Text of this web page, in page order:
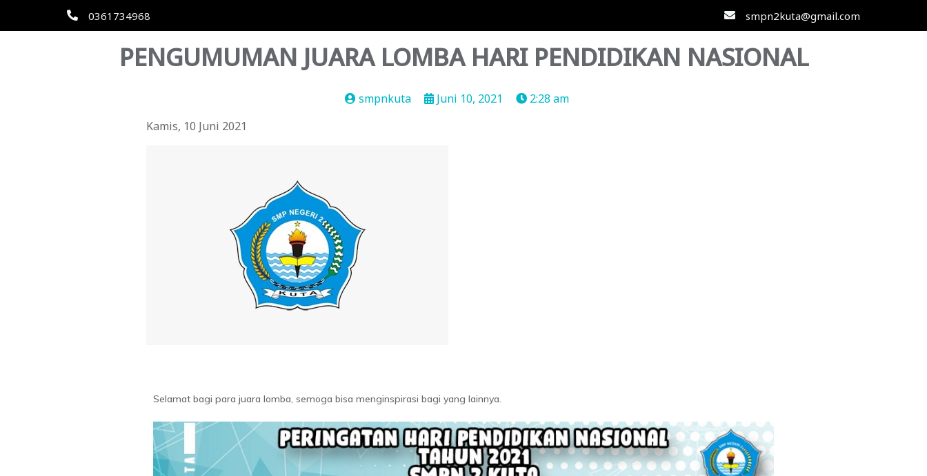
0361734968 smpn2kuta@gmail.com
PENGUMUMAN JUARA LOMBA HARI PENDIDIKAN NASIONAL
smpnkuta Juni 10, 2021
2:28 am
Kamis, 10 Juni 2021
Selamat bagi para juara lomba, semoga bisa menginspirasi bagi yang lainnya.